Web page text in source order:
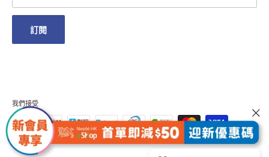
澳門地區送貨
訂閱
我們接受